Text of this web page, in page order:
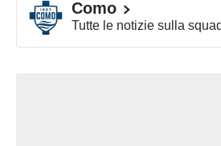
Como
Tutte le notizie sulla